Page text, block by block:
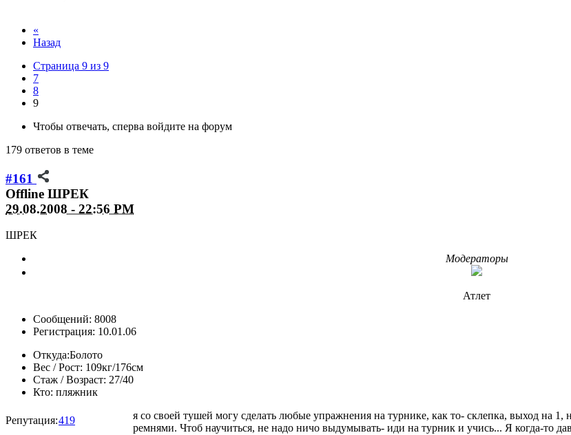
«
Назад
Страница 9 из 9
7
8
9
Чтобы отвечать, сперва войдите на форум
179 ответов в теме
#161
Offline ШРЕК
29.08.2008 - 22:56 PM
ШРЕК
Модераторы
Атлет
Сообщений: 8008
Регистрация: 10.01.06
Откуда:Болото
Вес / Рост: 109кг/176см
Стаж / Возраст: 27/40
Кто: пляжник
Репутация:419
я со своей тушей могу сделать любые упражнения на турнике, как то- склепка, выход на
ремнями. Чтоб научиться, не надо ничо выдумывать- иди на турник и учись... Я когда-то